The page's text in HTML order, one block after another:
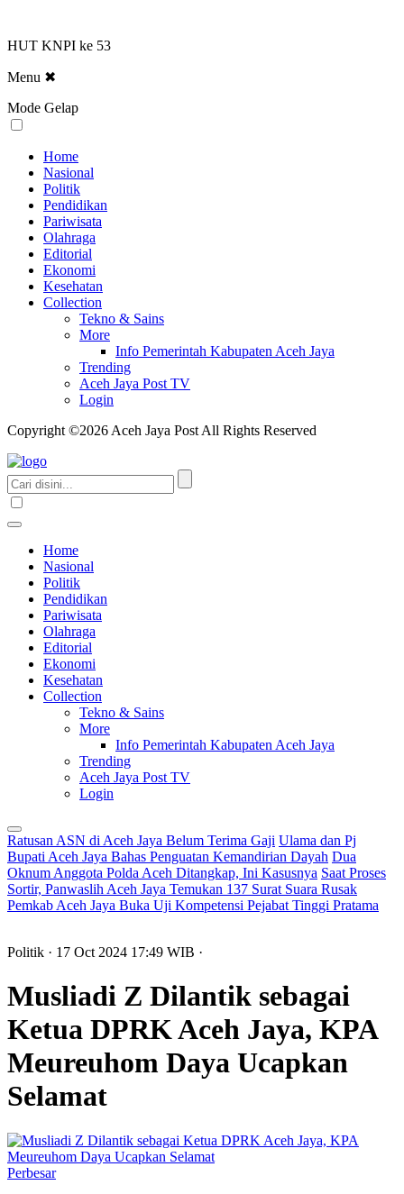
HUT KNPI ke 53
Menu ✖
Mode Gelap
Home
Nasional
Politik
Pendidikan
Pariwisata
Olahraga
Editorial
Ekonomi
Kesehatan
Collection
Tekno & Sains
More
Info Pemerintah Kabupaten Aceh Jaya
Trending
Aceh Jaya Post TV
Login
Copyright ©2026 Aceh Jaya Post All Rights Reserved
Home
Nasional
Politik
Pendidikan
Pariwisata
Olahraga
Editorial
Ekonomi
Kesehatan
Collection
Tekno & Sains
More
Info Pemerintah Kabupaten Aceh Jaya
Trending
Aceh Jaya Post TV
Login
Ratusan ASN di Aceh Jaya Belum Terima Gaji Ulama dan Pj
Bupati Aceh Jaya Bahas Penguatan Kemandirian Dayah Dua
Oknum Anggota Polda Aceh Ditangkap, Ini Kasusnya Saat Proses
Sortir, Panwaslih Aceh Jaya Temukan 137 Surat Suara Rusak
Pemkab Aceh Jaya Buka Uji Kompetensi Pejabat Tinggi Pratama
Politik · 17 Oct 2024 17:49 WIB ·
Musliadi Z Dilantik sebagai
Ketua DPRK Aceh Jaya, KPA
Meureuhom Daya Ucapkan
Selamat
Perbesar